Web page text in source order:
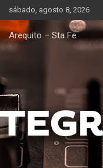
Saltar
al
contenido
sábado, agosto 8, 2026
Arequito – Sta Fe